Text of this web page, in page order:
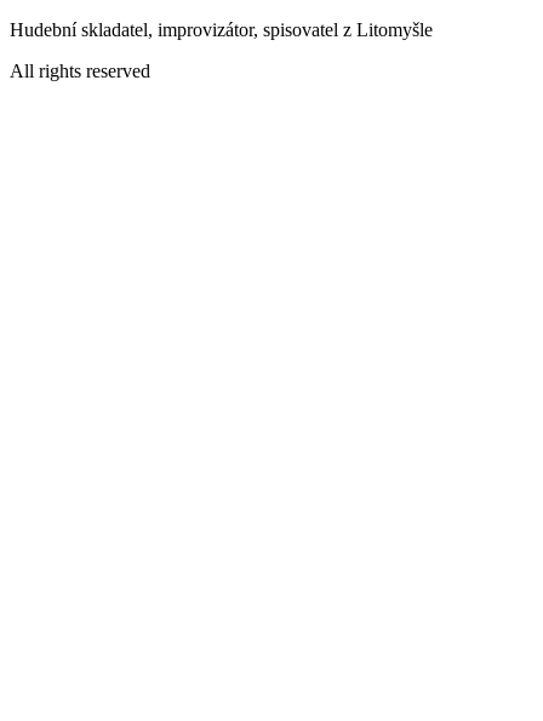
Přejít
obsahu
Hudební skladatel, improvizátor, spisovatel z Litomyšle
All rights reserved